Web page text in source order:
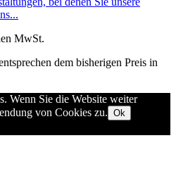
MwSt.
dem bisherigen Preis in
Wenn Sie die Website weiter
von Cookies zu. Ok